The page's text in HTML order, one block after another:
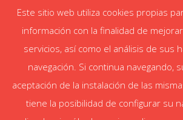
¡SÍGUENOS EN REDES SOCIALES!
Este sitio web utiliza cookies propias
información con la finalidad de
servicios, así como el análisis de sus
navegación. Si continua navegando,
aceptación de la instalación de las
tiene la posibilidad de configurar su